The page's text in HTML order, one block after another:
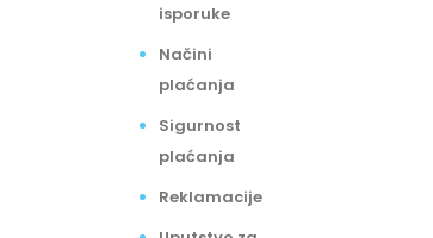
isporuke
Načini
plaćanja
Sigurnost
plaćanja
Reklamacije